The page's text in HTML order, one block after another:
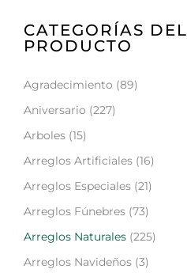
CATEGORÍAS DEL
PRODUCTO
Agradecimiento (89)
Aniversario (227)
Arboles (15)
Arreglos Artificiales (16)
Arreglos Especiales (21)
Arreglos Fúnebres (73)
Arreglos Naturales (225)
Arreglos Navideños (3)